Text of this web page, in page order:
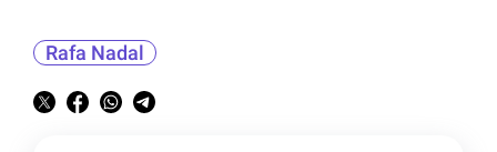
Rafa Nadal